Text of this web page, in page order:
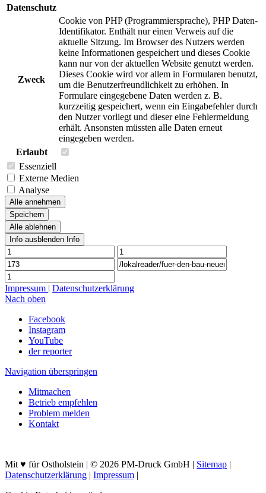
Datenschutz
Zweck
Cookie von PHP (Programmiersprache), PHP Daten-
Identifikator. Enthält nur einen Verweis auf die
aktuelle Sitzung. Im Browser des Nutzers werden
keine Informationen gespeichert und dieses Cookie
kann nur von der aktuellen Website genutzt werden.
Dieses Cookie wird vor allem in Formularen benutzt,
um die Benutzerfreundlichkeit zu erhöhen. In
Formulare eingegebene Daten werden z. B.
kurzzeitig gespeichert, wenn ein Eingabefehler durch
den Nutzer vorliegt und dieser eine Fehlermeldung
erhält. Ansonsten müssten alle Daten erneut
eingegeben werden.
Erlaubt
Essenziell
Externe Medien
Analyse
Alle annehmen
Speichern
Alle ablehnen
Info ausblenden Info
Impressum | Datenschutzerklärung
Nach oben
Facebook
Instagram
YouTube
der reporter
Navigation überspringen
Mitmachen
Betrieb empfehlen
Problem melden
Kontakt
Mit ♥ für Ostholstein | © 2026 PM-Druck GmbH | Sitemap |
Datenschutzerklärung | Impressum |